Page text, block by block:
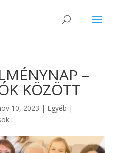
–
KÖZÖTT
10, 2023 | Egyéb |